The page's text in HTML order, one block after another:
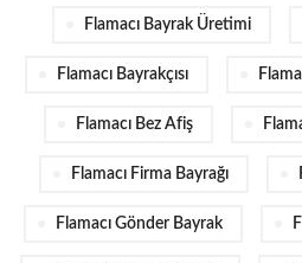
Flamacı Bayrak Üretimi
Flamacı Bayrakçısı
Flamacı Bez Afiş
Flamacı Firma Bayrağı
Flamacı Gönder Bayrak